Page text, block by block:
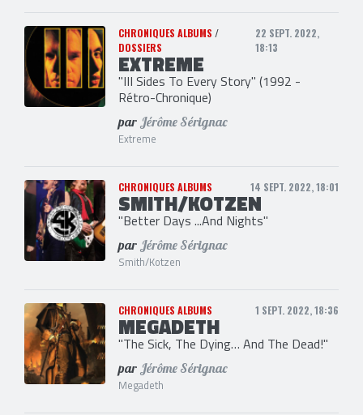
CHRONIQUES ALBUMS /
DOSSIERS
22 SEPT. 2022,
18:13
EXTREME
"III Sides To Every Story" (1992 -
Rétro-Chronique)
par Jérôme Sérignac
Extreme
CHRONIQUES ALBUMS 14 SEPT. 2022, 18:01
SMITH/KOTZEN
"Better Days ...And Nights"
par Jérôme Sérignac
Smith/Kotzen
CHRONIQUES ALBUMS 1 SEPT. 2022, 18:36
MEGADETH
"The Sick, The Dying… And The Dead!"
par Jérôme Sérignac
Megadeth